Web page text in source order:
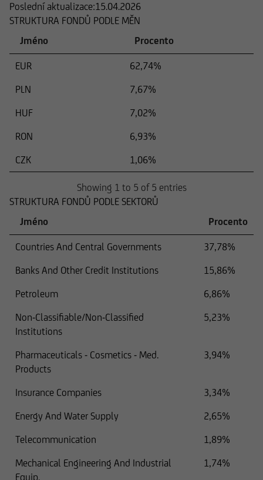
Poslední aktualizace:15.04.2026
STRUKTURA FONDŮ PODLE MĚN
Jméno
Procento
EUR
62,74%
PLN
7,67%
HUF
7,02%
RON
6,93%
CZK
1,06%
Showing 1 to 5 of 5 entries
STRUKTURA FONDŮ PODLE SEKTORŮ
Jméno
Procento
Countries And Central Governments
37,78%
Banks And Other Credit Institutions
15,86%
Petroleum
6,86%
Non-Classifiable/Non-Classified
Institutions
5,23%
Pharmaceuticals - Cosmetics - Med.
Products
3,94%
Insurance Companies
3,34%
Energy And Water Supply
2,65%
Telecommunication
1,89%
Mechanical Engineering And Industrial
Equip.
1,74%